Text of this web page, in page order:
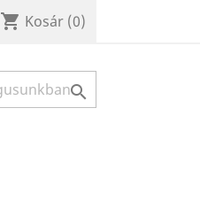
shopping_cart Kosár (0)
